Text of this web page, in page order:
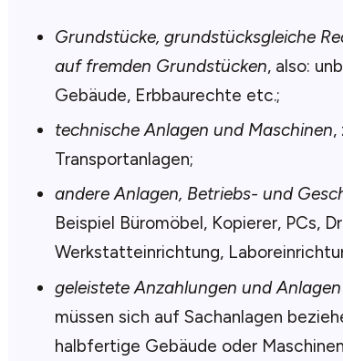
Grundstücke, grundstücksgleiche
auf fremden Grundstücken, also:
Gebäude, Erbbaurechte etc.;
technische Anlagen und Maschinen,
Transportanlagen;
andere Anlagen, Betriebs- und
Beispiel Büromöbel, Kopierer, PCs,
Werkstatteinrichtung,
geleistete Anzahlungen und
müssen sich auf Sachanlagen
halbfertige Gebäude oder